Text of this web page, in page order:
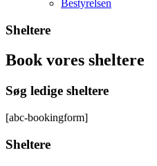
Bestyrelsen
Sheltere
Book vores sheltere
Søg ledige sheltere
[abc-bookingform]
Sheltere